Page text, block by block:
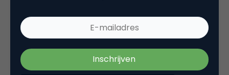
belangrijk zijn, staat buiten kijf. Er is al veel
geschreven over de voor- en…